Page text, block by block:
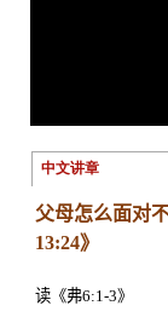
中文讲章